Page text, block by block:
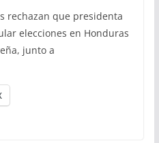
rechazan que presidenta
elecciones en Honduras
junto a